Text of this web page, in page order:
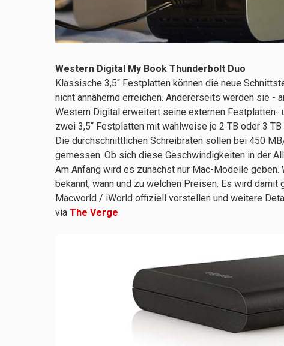
Western Digital My Book Thunderbolt Duo
Klassische 3,5“ Festplatten können die neue
nicht annähernd erreichen. Andererseits werden sie -
Western Digital erweitert seine externen Festplatten-
zwei 3,5“ Festplatten mit wahlweise je 2 TB oder 3
Die durchschnittlichen Schreibraten sollen bei 450
gemessen. Ob sich diese Geschwindigkeiten in der
Am Anfang wird es zunächst nur Mac-Modelle
bekannt, wann und zu welchen Preisen. Es wird
Macworld / iWorld offiziell vorstellen und weitere
via The Verge